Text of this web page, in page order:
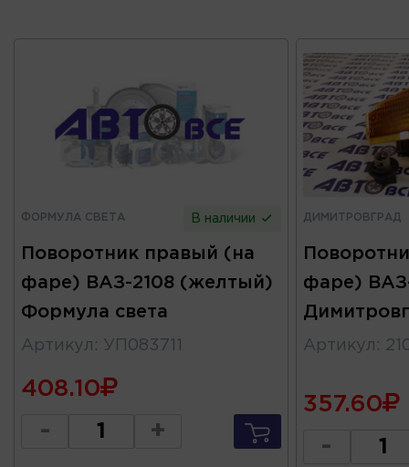
ФОРМУЛА СВЕТА В наличии
Поворотник правый (на
фаре) ВАЗ-2108 (желтый)
Формула света
Артикул : УП083711
408.10
- +
ДИМИТРОВГРАД
фаре)
Артикул :
357.60
-